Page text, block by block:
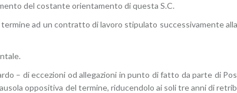
del costante orientamento di questa S.C.
ad un contratto di lavoro stipulato successivamente
– di eccezioni od allegazioni in punto di fatto da parte di
oppositiva del termine, riducendolo ai soli tre anni di